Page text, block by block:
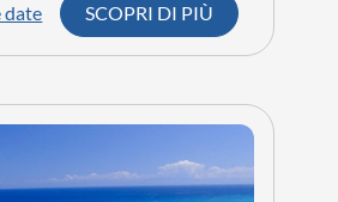
date SCOPRI DI PIÙ